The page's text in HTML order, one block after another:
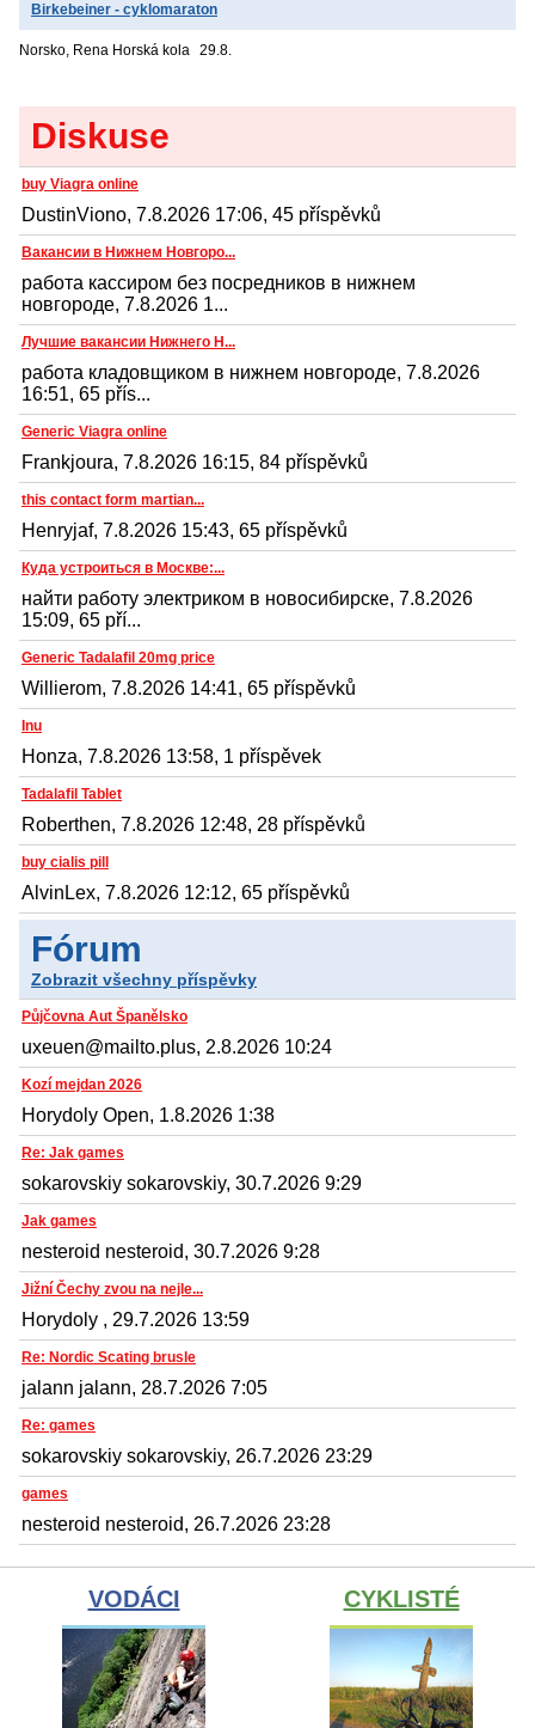
Birkebeiner - cyklomaraton
Norsko, Rena Horská kola 29.8.
Diskuse
buy Viagra online
DustinViono, 7.8.2026 17:06, 45 příspěvků
Вакансии в Нижнем Новгоро...
работа кассиром без посредников в нижнем
новгороде, 7.8.2026 1...
Лучшие вакансии Нижнего Н...
работа кладовщиком в нижнем новгороде, 7.8.2026
16:51, 65 přís...
Generic Viagra online
Frankjoura, 7.8.2026 16:15, 84 příspěvků
this contact form martian...
Henryjaf, 7.8.2026 15:43, 65 příspěvků
Куда устроиться в Москве:...
найти работу электриком в новосибирске, 7.8.2026
15:09, 65 pří...
Generic Tadalafil 20mg price
Willierom, 7.8.2026 14:41, 65 příspěvků
Inu
Honza, 7.8.2026 13:58, 1 příspěvek
Tadalafil Tablet
Roberthen, 7.8.2026 12:48, 28 příspěvků
buy cialis pill
AlvinLex, 7.8.2026 12:12, 65 příspěvků
Fórum
Zobrazit všechny příspěvky
Půjčovna Aut Španělsko
uxeuen@mailto.plus, 2.8.2026 10:24
Kozí mejdan 2026
Horydoly Open, 1.8.2026 1:38
Re: Jak games
sokarovskiy sokarovskiy, 30.7.2026 9:29
Jak games
nesteroid nesteroid, 30.7.2026 9:28
Jižní Čechy zvou na nejle...
Horydoly , 29.7.2026 13:59
Re: Nordic Scating brusle
jalann jalann, 28.7.2026 7:05
Re: games
sokarovskiy sokarovskiy, 26.7.2026 23:29
games
nesteroid nesteroid, 26.7.2026 23:28
VODÁCI CYKLISTÉ